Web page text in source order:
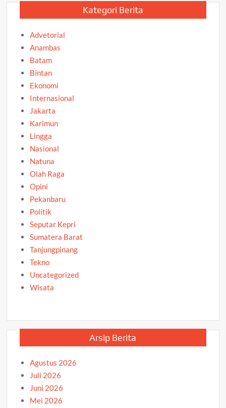
Kategori Berita
Advetorial
Anambas
Batam
Bintan
Ekonomi
Internasional
Jakarta
Karimun
Lingga
Nasional
Natuna
Olah Raga
Opini
Pekanbaru
Politik
Seputar Kepri
Sumatera Barat
Tanjungpinang
Tekno
Uncategorized
Wisata
Arsip Berita
Agustus 2026
Juli 2026
Juni 2026
Mei 2026